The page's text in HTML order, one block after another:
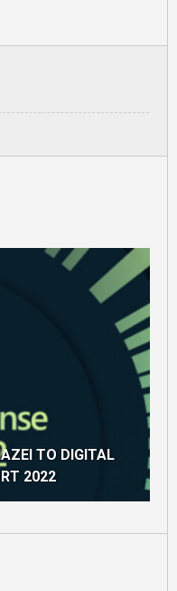
ΤΟ DIGITAL
2022